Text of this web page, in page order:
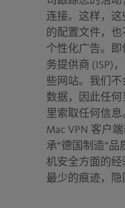
连接。这样，
的配置文件，
个性化广告。即
务提供商 (ISP)
些网站。我们
数据，因此任
里索取任何信
Mac VPN 客户
承“德国制造”品
机安全方面的
最少的痕迹，隐